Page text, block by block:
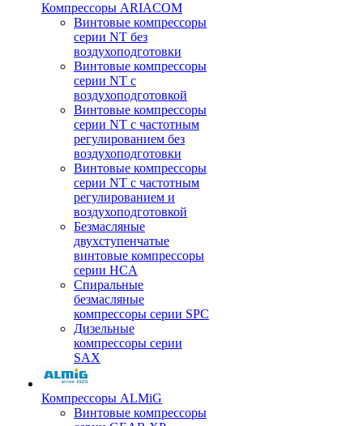
Компрессоры ARIACOM
Винтовые компрессоры
серии NT без
воздухоподготовки
Винтовые компрессоры
серии NT c
воздухоподготовкой
Винтовые компрессоры
серии NT с частотным
регулированием без
воздухоподготовки
Винтовые компрессоры
серии NT с частотным
регулированием и
воздухоподготовкой
Безмасляные
двухступенчатые
винтовые компрессоры
серии HCA
Спиральные
безмасляные
компрессоры серии SPC
Дизельные
компрессоры серии
SAX
Компрессоры ALMiG
Винтовые компрессоры